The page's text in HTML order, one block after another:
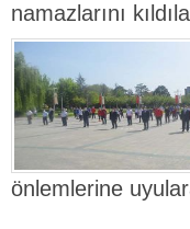
namazlarını
önlemlerine